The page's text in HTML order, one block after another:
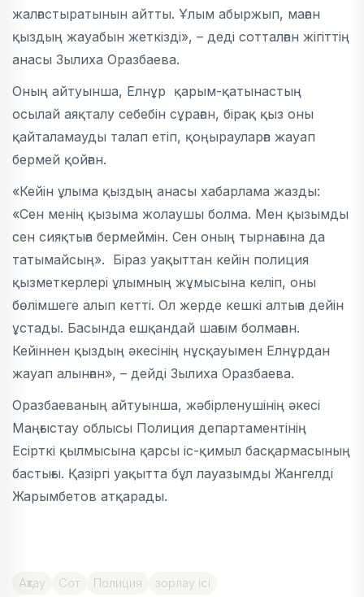
жалғастыратынын айтты. Ұлым абыржып, маған
қыздың жауабын жеткізді», – деді сотталған жігіттің
анасы Зылиха Оразбаева.
Оның айтуынша, Елнұр қарым-қатынастың
осылай аяқталу себебін сұраған, бірақ қыз оны
қайталамауды талап етіп, қоңырауларға жауап
бермей қойған.
«Кейін ұлыма қыздың анасы хабарлама жазды:
«Сен менің қызыма жолаушы болма. Мен қызымды
сен сияқтыға бермеймін. Сен оның тырнағына да
татымайсың». Біраз уақыттан кейін полиция
қызметкерлері ұлымның жұмысына келіп, оны
бөлімшеге алып кетті. Ол жерде кешкі алтыға дейін
ұстады. Басында ешқандай шағым болмаған.
Кейіннен қыздың әкесінің нұсқауымен Елнұрдан
жауап алынған», – дейді Зылиха Оразбаева.
Оразбаеваның айтуынша, жәбірленушінің әкесі
Маңғыстау облысы Полиция департаментінің
Есірткі қылмысына қарсы іс-қимыл басқармасының
бастығы. Қазіргі уақытта бұл лауазымды Жангелді
Жарымбетов атқарады.
Ақтау Сот Полиция зорлау ісі